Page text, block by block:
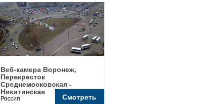
Веб-камера Воронеж,
Перекресток
Среднемосковская -
Никитинская
Россия Смотреть